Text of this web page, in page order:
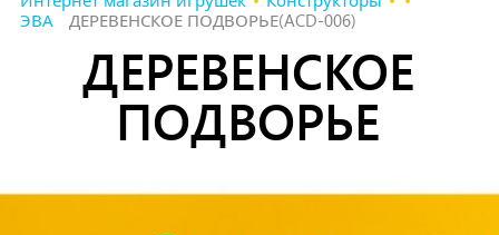
ЭВА
ДЕРЕВЕНСКОЕ ПОДВОРЬЕ(ACD-006)
ДЕРЕВЕНСКОЕ
ПОДВОРЬЕ